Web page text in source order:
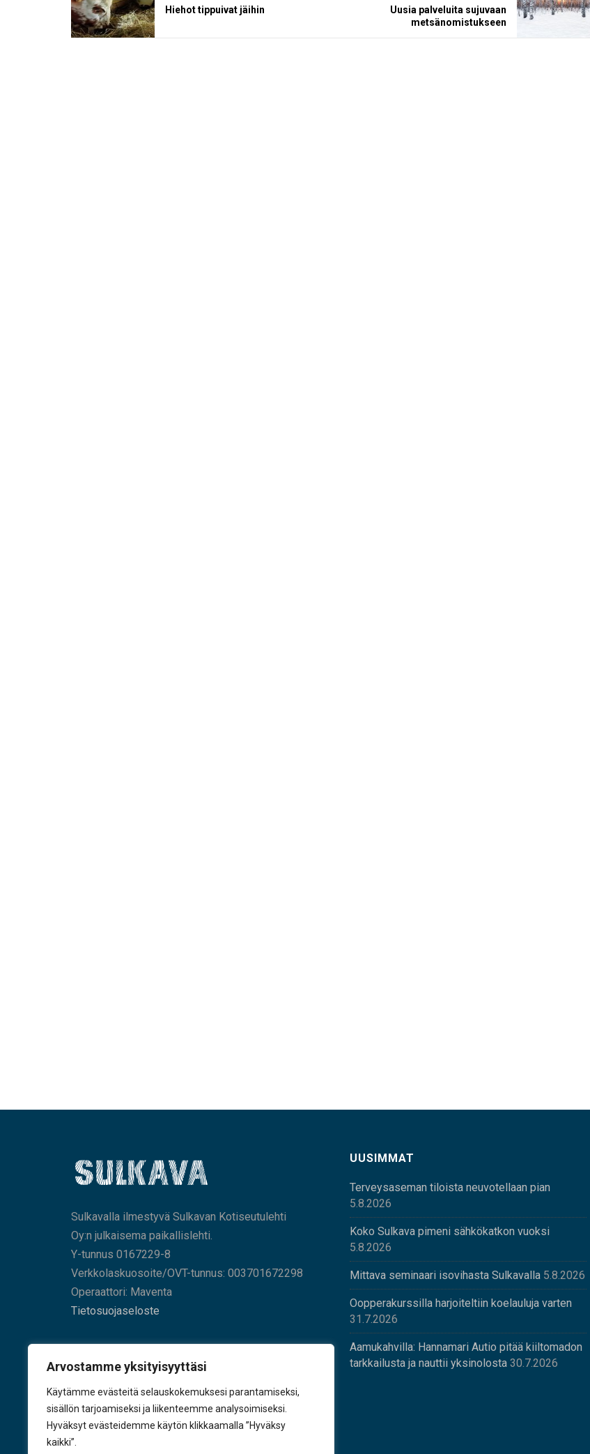
Arvostamme yksityisyyttäsi
Käytämme evästeitä selauskokemuksesi parantamiseksi,
sisällön tarjoamiseksi ja liikenteemme analysoimiseksi.
Hyväksyt evästeidemme käytön klikkaamalla ”Hyväksy
kaikki”.
Hiehot tippuivat jäihin
Uusia palveluita sujuvaan
metsänomistukseen
Sulkavalla ilmestyvä Sulkavan Kotiseutulehti
Oy:n julkaisema paikallislehti.
Y-tunnus 0167229-8
Verkkolaskuosoite/OVT-tunnus: 003701672298
Operaattori: Maventa
Tietosuojaseloste
KÄY TYKKÄÄMÄSSÄ
UUSIMMAT
Terveysaseman tiloista neuvotellaan pian
5.8.2026
Koko Sulkava pimeni sähkökatkon vuoksi
5.8.2026
Mittava seminaari isovihasta Sulkavalla 5.8.2026
Oopperakurssilla harjoiteltiin koelauluja varten
31.7.2026
Aamukahvilla: Hannamari Autio pitää kiiltomadon
tarkkailusta ja nauttii yksinolosta 30.7.2026